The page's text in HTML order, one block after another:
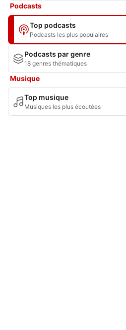
Podcasts
Top podcasts
Podcasts les plus populaires
Podcasts par genre
18 genres thématiques
Musique
Top musique
Musiques les plus écoutées